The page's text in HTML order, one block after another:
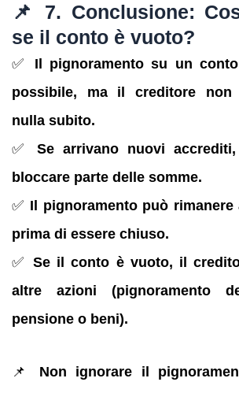
📌 7. Conclusione:
se il conto è vuoto?
✅ Il pignoramento su un
possibile, ma il creditore non
nulla subito.
✅ Se arrivano nuovi
bloccare parte delle somme.
✅ Il pignoramento può
prima di essere chiuso.
✅ Se il conto è vuoto, il
altre azioni (pignoramento
pensione o beni).
📌 Non ignorare il